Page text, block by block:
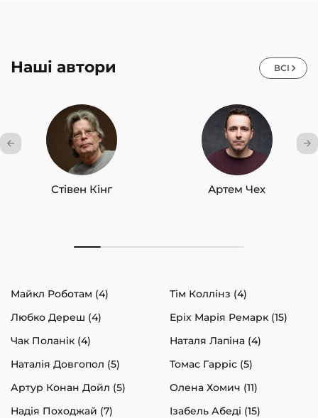
Наші автори ВСІ
Стівен Кінг Артем Чех
Майкл Роботам (4)
Тім Коллінз (4)
Любко Дереш (4)
Еріх Марія Ремарк (15)
Чак Поланік (4)
Наталя Лапіна (4)
Наталія Довгопол (5)
Томас Гарріс (5)
Артур Конан Дойл (5)
Олена Хомич (11)
Надія Походжай (7)
Ізабель Абеді (15)